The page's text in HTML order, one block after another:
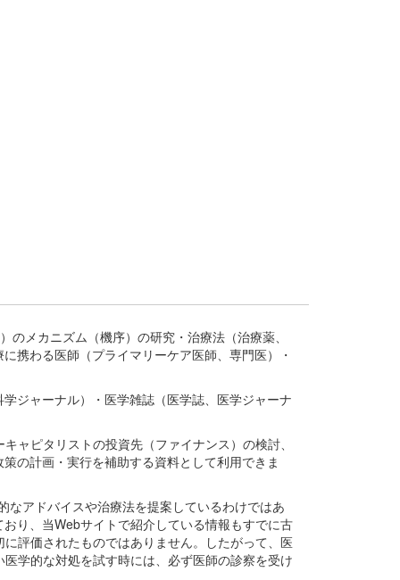
メカニズム（機序）の研究・治療法（治療薬、
携わる医師（プライマリーケア医師、専門医）・
ジャーナル）・医学雑誌（医学誌、医学ジャーナ
ャピタリストの投資先（ファイナンス）の検討、
の計画・実行を補助する資料として利用できま
なアドバイスや治療法を提案しているわけではあ
り、当Webサイトで紹介している情報もすでに古
評価されたものではありません。したがって、医
学的な対処を試す時には、必ず医師の診察を受け